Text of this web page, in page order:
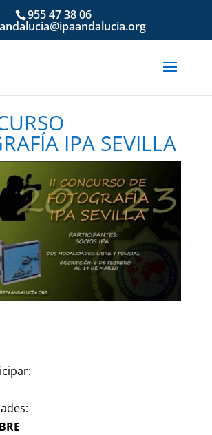
955 47 38 06
IPA SEVILLA